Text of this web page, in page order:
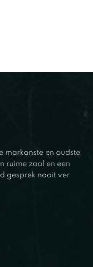
markanste en oudste
ruime zaal en een
gesprek nooit ver